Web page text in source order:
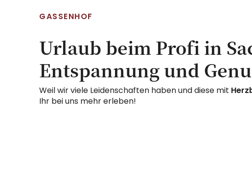
GASSENHOF
Urlaub beim Profi in
Entspannung und
Weil wir viele Leidenschaften haben und diese mit
Ihr bei uns mehr erleben!